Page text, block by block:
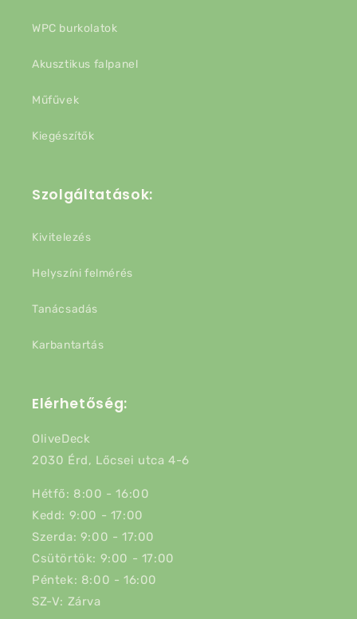
WPC burkolatok
Akusztikus falpanel
Műfűvek
Kiegészítők
Szolgáltatások:
Kivitelezés
Helyszíni felmérés
Tanácsadás
Karbantartás
Elérhetőség:
OliveDeck
2030 Érd, Lőcsei utca 4-6
Hétfő: 8:00 - 16:00
Kedd: 9:00 - 17:00
Szerda: 9:00 - 17:00
Csütörtök: 9:00 - 17:00
Péntek: 8:00 - 16:00
SZ-V: Zárva